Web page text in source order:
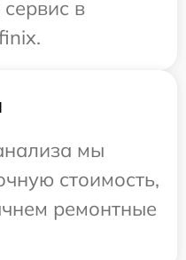
в
мы
стоимость,
ремонтные